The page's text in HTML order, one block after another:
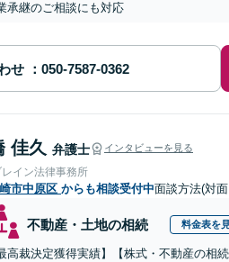
承継のご相談にも対応
せ
佳久 弁護士 インタビューを見る
イン法律事務所
市中原区 からも相談受付中面談方法(対
不動産・土地の相続 料金表を
最高裁決定獲得実績】【株式・不動産の相